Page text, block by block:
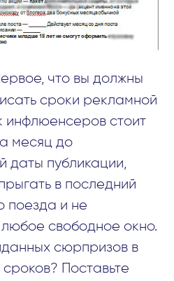
что вы должны
сроки рекламной
инфлюенсеров стоит
месяц до
даты публикации,
в последний
поезда и не
свободное окно.
сюрпризов в
Поставьте